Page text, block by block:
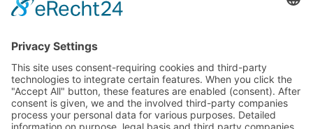
Bundesverkehrswegeplan. Danach werden die sog.
Bundestag eingebracht und dort im Detail beraten.
Projekten kommen, bevor die Ausbaugesetze im
Deutschen Bundestag verbindlich beschlossen werden.